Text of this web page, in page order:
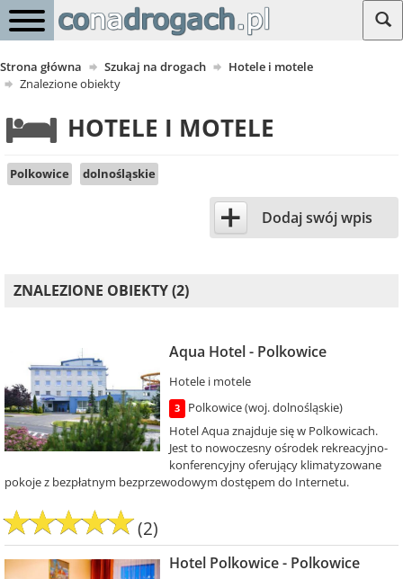
Strona główna Szukaj na drogach
Hotele i motele
Znalezione obiekty
HOTELE I MOTELE
Polkowice dolnośląskie
+ Dodaj swój wpis
ZNALEZIONE OBIEKTY (2)
Aqua Hotel - Polkowice
Hotele i motele
3
Polkowice (woj. dolnośląskie)
Hotel Aqua znajduje się w Polkowicach.
Jest to nowoczesny ośrodek rekreacyjno-
konferencyjny oferujący klimatyzowane
pokoje z bezpłatnym bezprzewodowym dostępem do Internetu.
(2)
Hotel Polkowice - Polkowice